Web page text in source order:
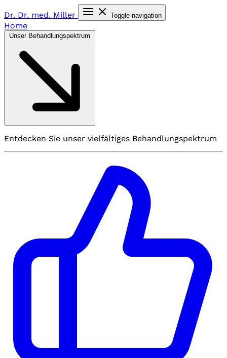
Dr. Dr. med. Miller Toggle navigation
Home
Entdecken Sie unser vielfältiges Behandlungspektrum